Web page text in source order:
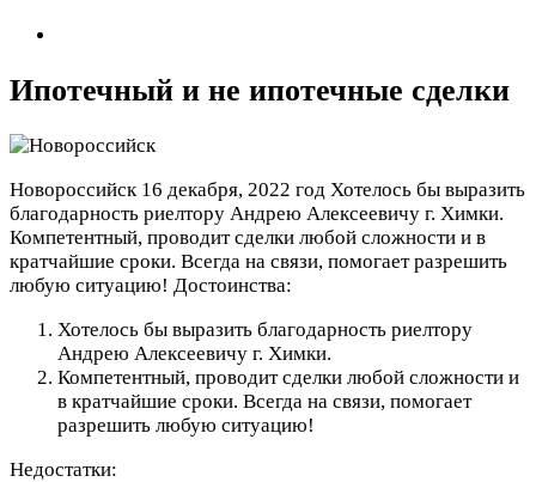
Ипотечный и не ипотечные сделки
Новороссийск 16 декабря, 2022 год Хотелось бы выразить
благодарность риелтору Андрею Алексеевичу г. Химки.
Компетентный, проводит сделки любой сложности и в
кратчайшие сроки. Всегда на связи, помогает разрешить
любую ситуацию! Достоинства:
Хотелось бы выразить благодарность риелтору
Андрею Алексеевичу г. Химки.
Компетентный, проводит сделки любой сложности и
в кратчайшие сроки. Всегда на связи, помогает
разрешить любую ситуацию!
Недостатки: